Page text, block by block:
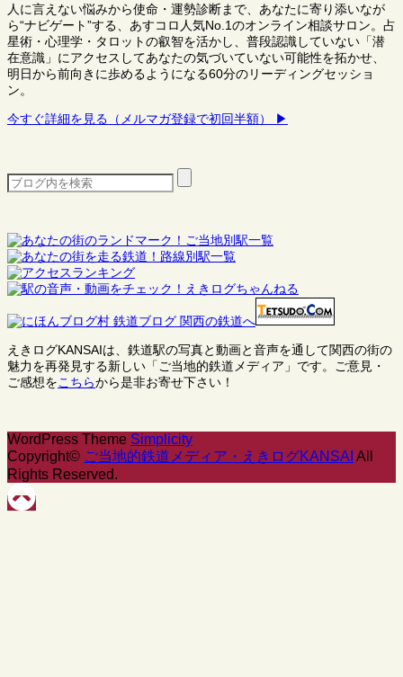
人に言えない悩みから使命・運勢診断まで、あなたに寄り添いなが
ら“ナビゲート”する、あすコロ人気No.1のオンライン相談サロン。占
星術・心理学・タロットの叡智を活かし、普段認識していない「潜
在意識」にアクセスしてあなたの気づいていない可能性を拓かせ、
明日から前向きに歩めるようになる60分のリーディングセッショ
ン。
今すぐ詳細を見る（メルマガ登録で初回半額） ▶
えきログKANSAIは、鉄道駅の写真と動画と音声を通して関西の街の
魅力を再発見する新しい「ご当地的鉄道メディア」です。ご意見・
ご感想をこちらから是非お寄せ下さい！
WordPress Theme Simplicity
Copyright© ご当地的鉄道メディア・えきログKANSAI All
Rights Reserved.